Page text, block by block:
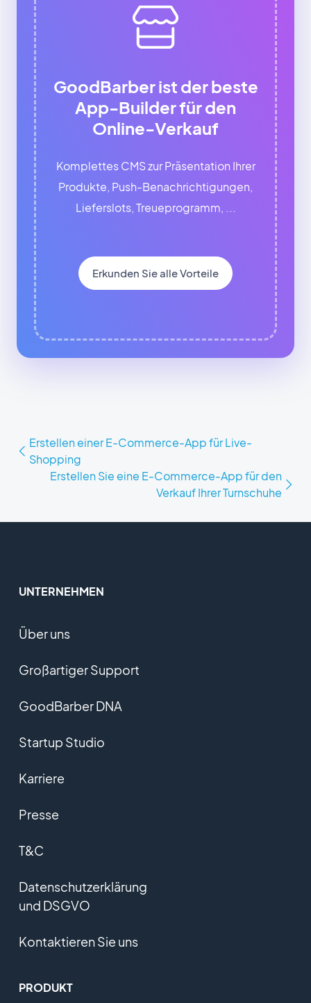
GoodBarber ist der beste
App-Builder für den
Online-Verkauf
Komplettes CMS zur Präsentation Ihrer
Produkte, Push-Benachrichtigungen,
Lieferslots, Treueprogramm, ...
Erkunden Sie alle Vorteile
Erstellen einer E-Commerce-App für Live-
Shopping
Erstellen Sie eine E-Commerce-App für den
Verkauf Ihrer Turnschuhe
UNTERNEHMEN
Über uns
Großartiger Support
GoodBarber DNA
Startup Studio
Karriere
Presse
T&C
Datenschutzerklärung
und DSGVO
Kontaktieren Sie uns
PRODUKT